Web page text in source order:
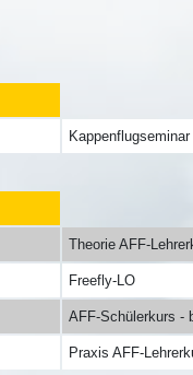
Kappenflugseminar
Theorie AFF-
Freefly-LO
AFF-Schülerkurs -
Praxis AFF-